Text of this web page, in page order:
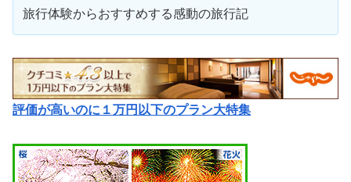
旅行体験からおすすめする感動の旅行記
評価が高いのに１万円以下のプラン大特集